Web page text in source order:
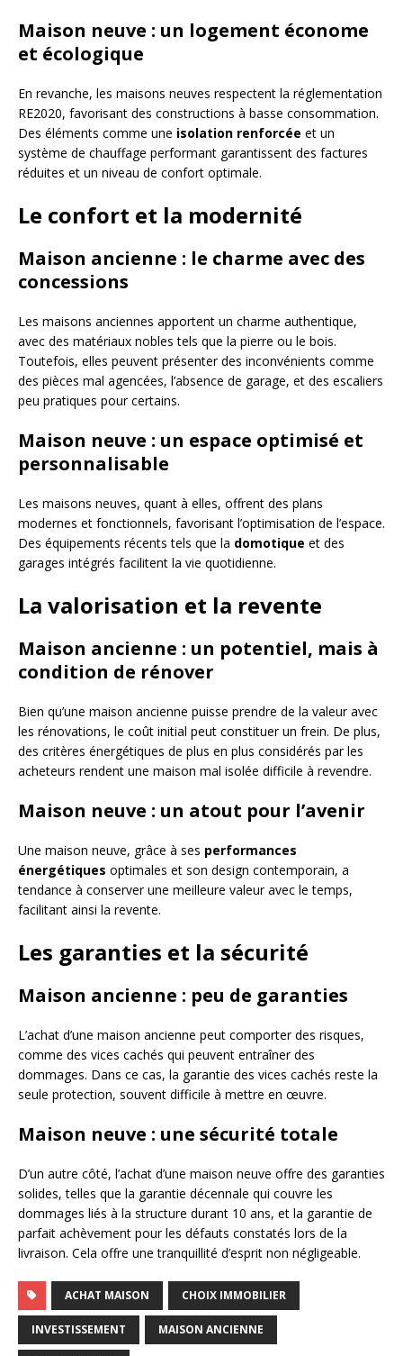
Maison neuve : un logement économe
et écologique
En revanche, les maisons neuves respectent la réglementation
RE2020, favorisant des constructions à basse consommation.
Des éléments comme une isolation renforcée et un
système de chauffage performant garantissent des factures
réduites et un niveau de confort optimale.
Le confort et la modernité
Maison ancienne : le charme avec des
concessions
Les maisons anciennes apportent un charme authentique,
avec des matériaux nobles tels que la pierre ou le bois.
Toutefois, elles peuvent présenter des inconvénients comme
des pièces mal agencées, l’absence de garage, et des escaliers
peu pratiques pour certains.
Maison neuve : un espace optimisé et
personnalisable
Les maisons neuves, quant à elles, offrent des plans
modernes et fonctionnels, favorisant l’optimisation de l’espace.
Des équipements récents tels que la domotique et des
garages intégrés facilitent la vie quotidienne.
La valorisation et la revente
Maison ancienne : un potentiel, mais à
condition de rénover
Bien qu’une maison ancienne puisse prendre de la valeur avec
les rénovations, le coût initial peut constituer un frein. De plus,
des critères énergétiques de plus en plus considérés par les
acheteurs rendent une maison mal isolée difficile à revendre.
Maison neuve : un atout pour l’avenir
Une maison neuve, grâce à ses performances
énergétiques optimales et son design contemporain, a
tendance à conserver une meilleure valeur avec le temps,
facilitant ainsi la revente.
Les garanties et la sécurité
Maison ancienne : peu de garanties
L’achat d’une maison ancienne peut comporter des risques,
comme des vices cachés qui peuvent entraîner des
dommages. Dans ce cas, la garantie des vices cachés reste la
seule protection, souvent difficile à mettre en œuvre.
Maison neuve : une sécurité totale
D’un autre côté, l’achat d’une maison neuve offre des garanties
solides, telles que la garantie décennale qui couvre les
dommages liés à la structure durant 10 ans, et la garantie de
parfait achèvement pour les défauts constatés lors de la
livraison. Cela offre une tranquillité d’esprit non négligeable.
ACHAT MAISON CHOIX IMMOBILIER
INVESTISSEMENT MAISON ANCIENNE